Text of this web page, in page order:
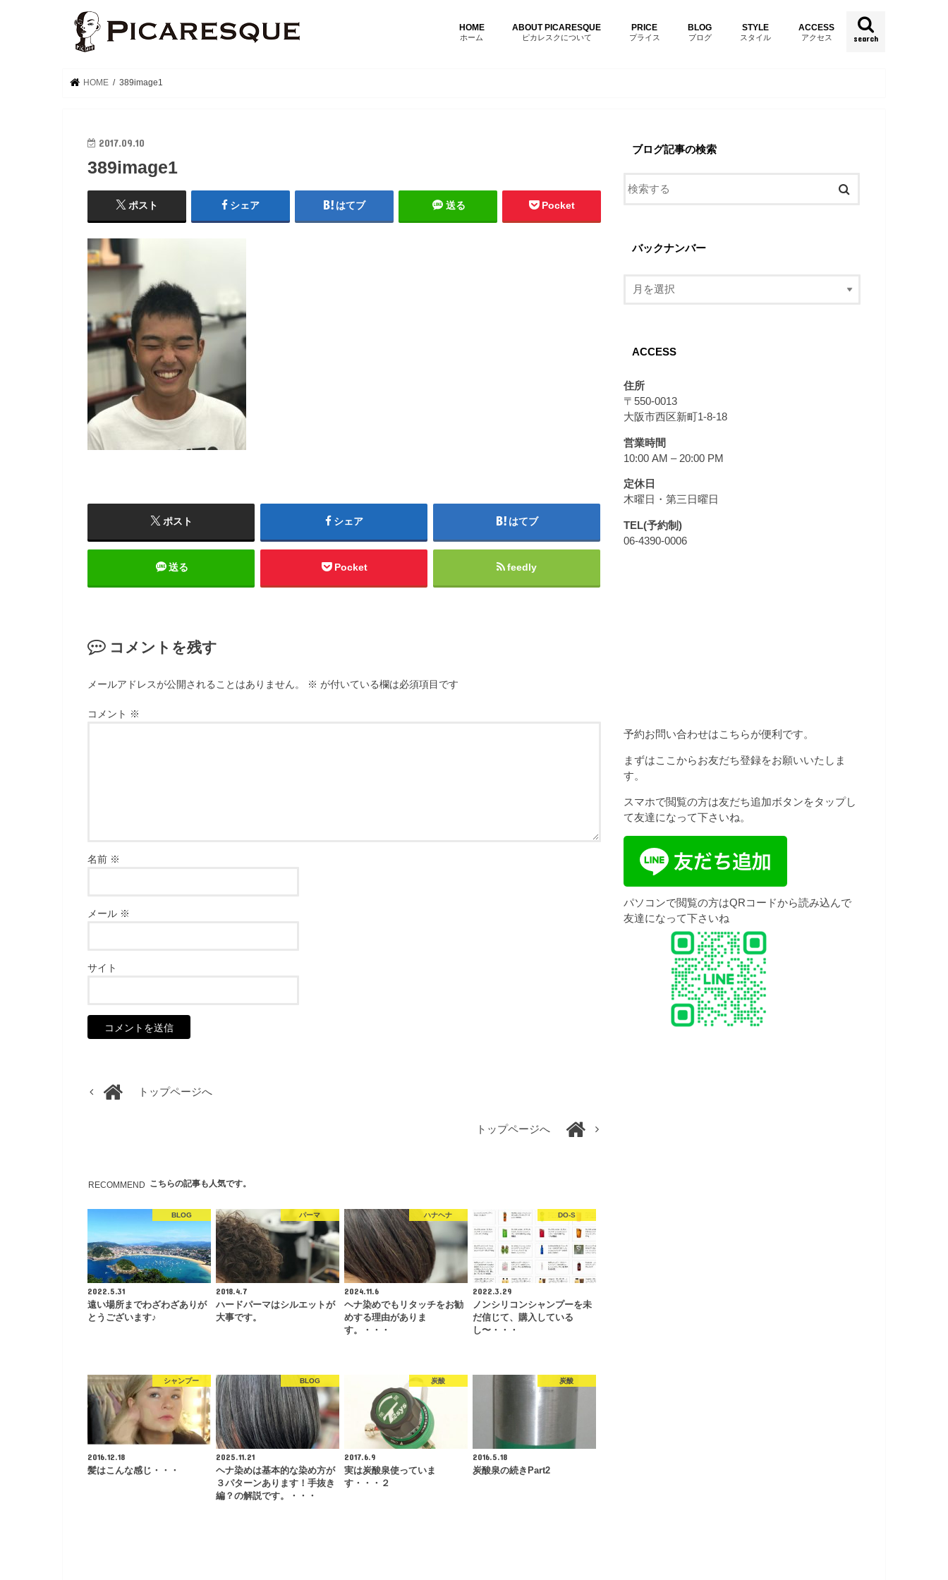
search
HOME
ホーム
ABOUT PICARESQUE
ピカレスクについて
PRICE
プライス
BLOG
ブログ
STYLE
スタイル
ACCESS
アクセス
HOME 389image1
2017.09.10
389image1
ポスト シェア はてブ 送る Pocket
ポスト シェア はてブ
送る Pocket feedly
コメントを残す
メールアドレスが公開されることはありません。 ※ が付いている欄は必須項目です
コメント ※
名前 ※
メール ※
サイト
トップページへ
トップページへ
RECOMMEND こちらの記事も人気です。
BLOG
2022.5.31
遠い場所までわざわざありが
とうございます♪
パーマ
2018.4.7
ハードパーマはシルエットが
大事です。
ハナヘナ
2024.11.6
ヘナ染めでもリタッチをお勧
めする理由がありま
す。・・・
DO-S
2022.3.29
ノンシリコンシャンプーを未
だ信じて、購入している
し〜・・・
シャンプー
2016.12.18
髪はこんな感じ・・・
BLOG
2025.11.21
ヘナ染めは基本的な染め方が
３パターンあります！手抜き
編？の解説です。・・・
炭酸
2017.6.9
実は炭酸泉使っていま
す・・・２
炭酸
2016.5.18
炭酸泉の続きPart2
ブログ記事の検索
バックナンバー
ACCESS
住所
〒550-0013
大阪市西区新町1-8-18
営業時間
10:00 AM – 20:00 PM
定休日
木曜日・第三日曜日
TEL(予約制)
06-4390-0006
予約お問い合わせはこちらが便利です。
まずはここからお友だち登録をお願いいたしま
す。
スマホで閲覧の方は友だち追加ボタンをタップし
て友達になって下さいね。
パソコンで閲覧の方はQRコードから読み込んで
友達になって下さいね